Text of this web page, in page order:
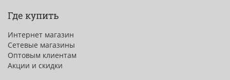
Где купить
Интернет магазин
Сетевые магазины
Оптовым клиентам
Акции и скидки